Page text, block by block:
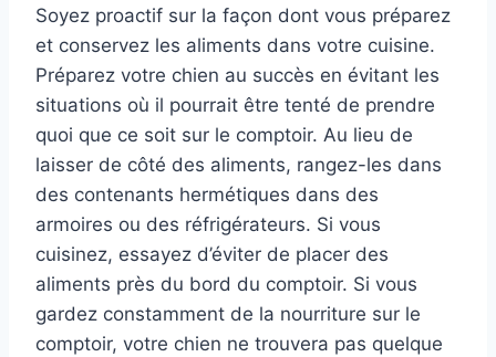
Soyez proactif sur la façon dont vous préparez
et conservez les aliments dans votre cuisine.
Préparez votre chien au succès en évitant les
situations où il pourrait être tenté de prendre
quoi que ce soit sur le comptoir. Au lieu de
laisser de côté des aliments, rangez-les dans
des contenants hermétiques dans des
armoires ou des réfrigérateurs. Si vous
cuisinez, essayez d’éviter de placer des
aliments près du bord du comptoir. Si vous
gardez constamment de la nourriture sur le
comptoir, votre chien ne trouvera pas quelque